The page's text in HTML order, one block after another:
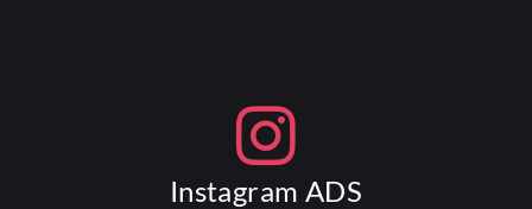
Instagram ADS